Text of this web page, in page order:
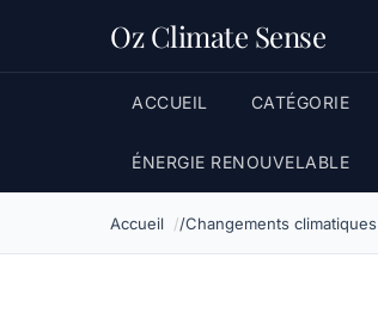
Oz Climate Sense
ACCUEIL CATÉGORIE
ÉNERGIE RENOUVELABLE
Accueil Changements climatiques